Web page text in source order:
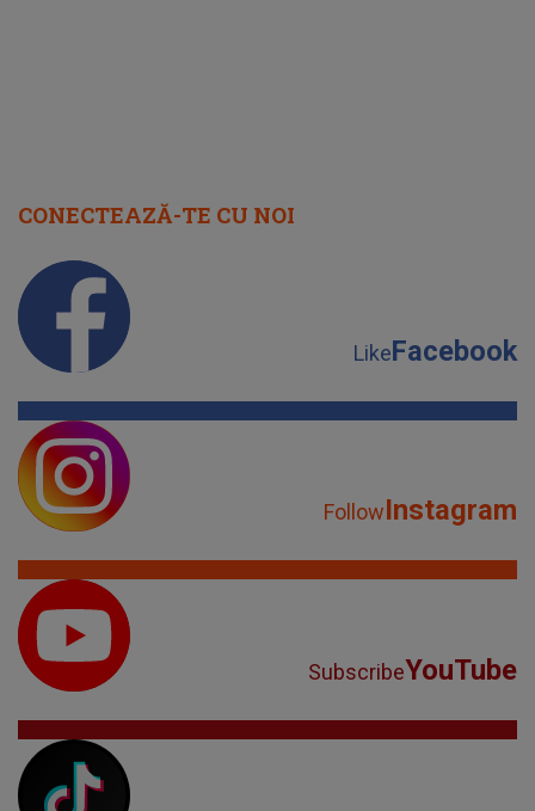
CONECTEAZĂ-TE CU NOI
LikeFacebook
FollowInstagram
SubscribeYouTube